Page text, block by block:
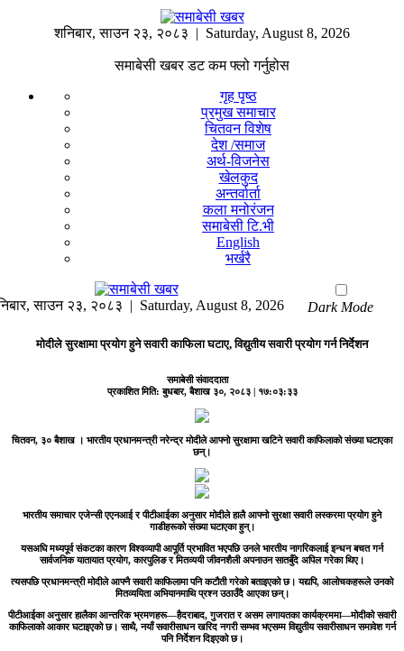
शनिबार,साउन २३, २०८३ | Saturday, August 8, 2026
समाबेसी खबर डट कम फ्लो गर्नुहोस
गृह पृष्ठ
प्रमुख समाचार
चितवन विशेष
देश /समाज
अर्थ-विजनेस
खेलकुद
अन्तर्वार्ता
कला मनोरंजन
समाबेसी टि.भी
English
भर्खरै
,साउन २३, २०८३ | Saturday, August 8, 2026 Dark Mode
मोदीले सुरक्षामा प्रयोग हुने सवारी काफिला घटाए, विद्युतीय सवारी प्रयोग गर्न निर्देशन
समाबेसी संवाददाता
प्रकाशित मिति:बुधबार, बैशाख ३०, २०८३| १७:०३:३३
चितवन, ३० बैशाख । भारतीय प्रधानमन्त्री नरेन्द्र मोदीले आफ्नो सुरक्षामा खटिने सवारी काफिलाको संख्या घटाएका
छन्।
भारतीय समाचार एजेन्सी एएनआई र पीटीआईका अनुसार मोदीले हालै आफ्नो सुरक्षा सवारी लस्करमा प्रयोग हुने
गाडीहरूको संख्या घटाएका हुन्।
यसअघि मध्यपूर्व संकटका कारण विश्वव्यापी आपूर्ति प्रभावित भएपछि उनले भारतीय नागरिकलाई इन्धन बचत गर्न
सार्वजनिक यातायात प्रयोग, कारपुलिङ र मितव्ययी जीवनशैली अपनाउन सातबुँदे अपिल गरेका थिए।
त्यसपछि प्रधानमन्त्री मोदीले आफ्नै सवारी काफिलामा पनि कटौती गरेको बताइएको छ। यद्यपि, आलोचकहरूले उनको
मितव्ययिता अभियानमाथि प्रश्न उठाउँदै आएका छन्।
पीटीआईका अनुसार हालैका आन्तरिक भ्रमणहरू—हैदराबाद, गुजरात र असम लगायतका कार्यक्रममा—मोदीको सवारी
काफिलाको आकार घटाइएको छ। साथै, नयाँ सवारीसाधन खरिद नगरी सम्भव भएसम्म विद्युतीय सवारीसाधन समावेश गर्न
पनि निर्देशन दिइएको छ।